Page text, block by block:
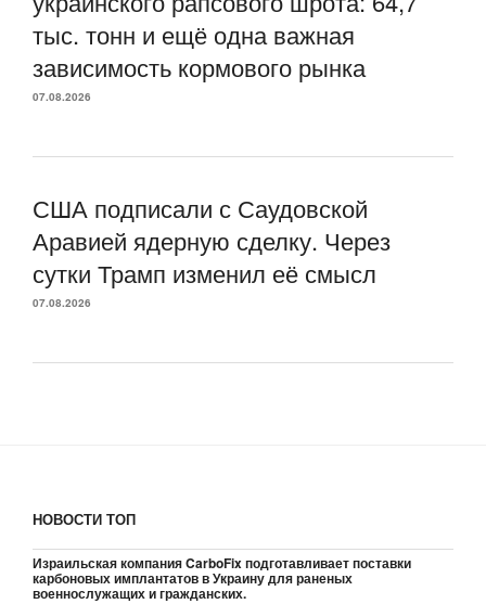
тыс. тонн и ещё одна важная
зависимость кормового рынка
07.08.2026
США подписали с Саудовской
Аравией ядерную сделку. Через
сутки Трамп изменил её смысл
07.08.2026
НОВОСТИ ТОП
Израильская компания CarboFix подготавливает поставки
карбоновых имплантатов в Украину для раненых
военнослужащих и гражданских.